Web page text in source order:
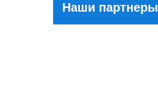
Наши партнеры